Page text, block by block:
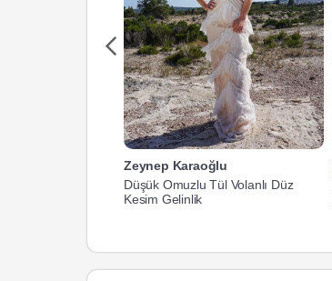
Zeynep Karaoğlu
Düşük Omuzlu Tül Volanlı Düz
Kesim Gelinlik